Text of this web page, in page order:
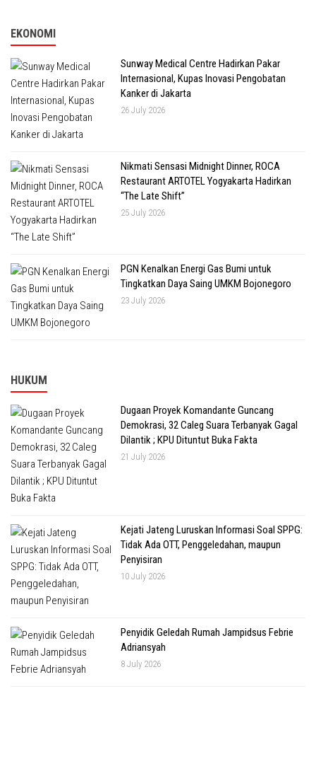
EKONOMI
Sunway Medical Centre Hadirkan Pakar
Internasional, Kupas Inovasi Pengobatan
Kanker di Jakarta
26 July 2026
Nikmati Sensasi Midnight Dinner, ROCA
Restaurant ARTOTEL Yogyakarta Hadirkan
“The Late Shift”
25 July 2026
PGN Kenalkan Energi Gas Bumi untuk
Tingkatkan Daya Saing UMKM Bojonegoro
23 July 2026
HUKUM
Dugaan Proyek Komandante Guncang
Demokrasi, 32 Caleg Suara Terbanyak Gagal
Dilantik ; KPU Dituntut Buka Fakta
21 July 2026
Kejati Jateng Luruskan Informasi Soal SPPG:
Tidak Ada OTT, Penggeledahan, maupun
Penyisiran
10 July 2026
Penyidik Geledah Rumah Jampidsus Febrie
Adriansyah
8 July 2026